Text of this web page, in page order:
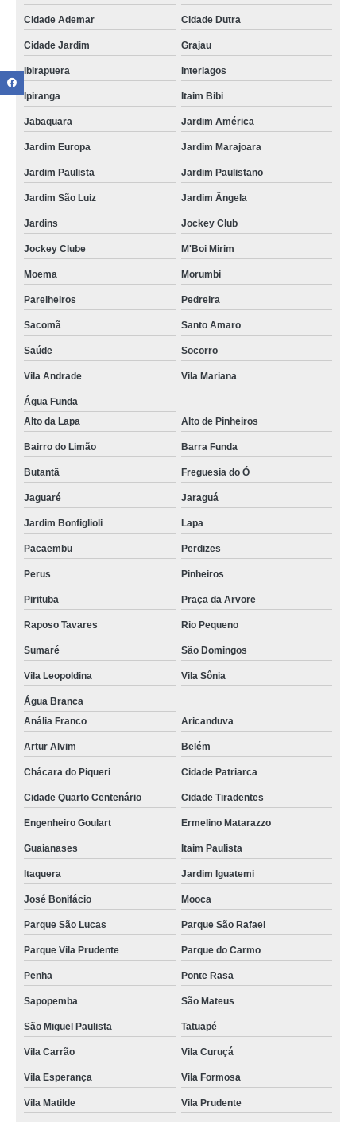
Cidade Ademar Cidade Dutra
Cidade Jardim Grajau
Ibirapuera Interlagos
Ipiranga Itaim Bibi
Jabaquara Jardim América
Jardim Europa Jardim Marajoara
Jardim Paulista Jardim Paulistano
Jardim São Luiz Jardim Ângela
Jardins Jockey Club
Jockey Clube M'Boi Mirim
Moema Morumbi
Parelheiros Pedreira
Sacomã Santo Amaro
Saúde Socorro
Vila Andrade Vila Mariana
Água Funda
Alto da Lapa
Alto de Pinheiros
Bairro do Limão Barra Funda
Butantã Freguesia do Ó
Jaguaré Jaraguá
Jardim Bonfiglioli Lapa
Pacaembu Perdizes
Perus Pinheiros
Pirituba Praça da Arvore
Raposo Tavares Rio Pequeno
Sumaré São Domingos
Vila Leopoldina Vila Sônia
Água Branca
Anália Franco
Aricanduva
Artur Alvim Belém
Chácara do Piqueri Cidade Patriarca
Cidade Quarto Centenário Cidade Tiradentes
Engenheiro Goulart Ermelino Matarazzo
Guaianases Itaim Paulista
Itaquera Jardim Iguatemi
José Bonifácio Mooca
Parque São Lucas Parque São Rafael
Parque Vila Prudente Parque do Carmo
Penha Ponte Rasa
Sapopemba São Mateus
São Miguel Paulista Tatuapé
Vila Carrão Vila Curuçá
Vila Esperança Vila Formosa
Vila Matilde Vila Prudente